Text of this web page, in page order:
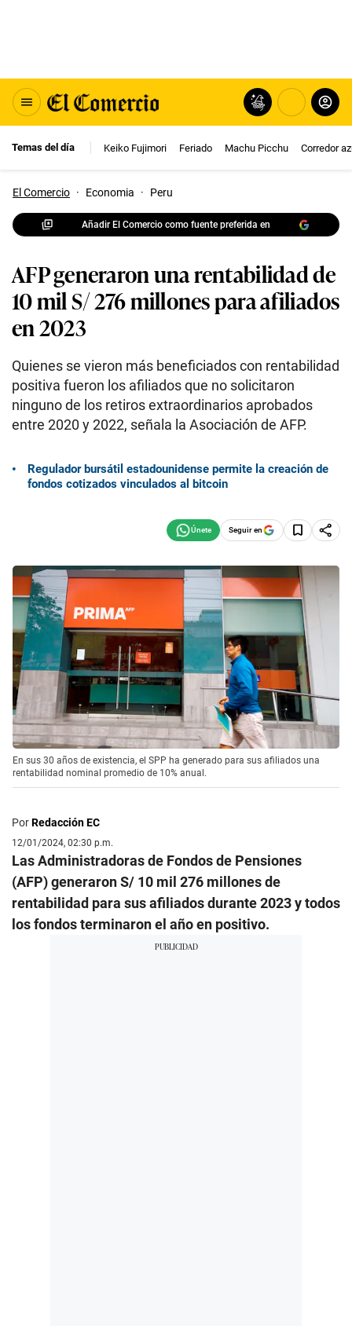
Temas del día Keiko Fujimori Feriado Machu Picchu Corredor
El Comercio · Economia · Peru
Añadir El Comercio como fuente preferida en
AFP generaron una rentabilidad de
10 mil S/ 276 millones para afiliados
en 2023
Quienes se vieron más beneficiados con rentabilidad
positiva fueron los afiliados que no solicitaron
ninguno de los retiros extraordinarios aprobados
entre 2020 y 2022, señala la Asociación de AFP.
Regulador bursátil estadounidense permite la creación de
fondos cotizados vinculados al bitcoin
Seguir en
En sus 30 años de existencia, el SPP ha generado para sus afiliados una
rentabilidad nominal promedio de 10% anual.
PorRedacción EC
12/01/2024, 02:30 p.m.
Las Administradoras de Fondos de Pensiones
(AFP) generaron S/ 10 mil 276 millones de
rentabilidad para sus afiliados durante 2023 y todos
los fondos terminaron el año en positivo.